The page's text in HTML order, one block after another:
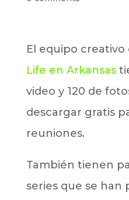
El equipo creativo
Life en Arkansas
video y 120 de
descargar gratis
reuniones.
También tienen
series que se han